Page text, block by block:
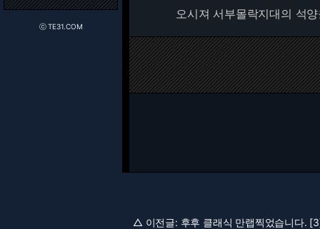
ⓒ TE31.COM
오시져 서부몰락지대의 석
△ 이전글: 후후 클래식 만랩찍었습니다.